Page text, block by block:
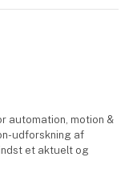
automation, motion &
udforskning af
et aktuelt og